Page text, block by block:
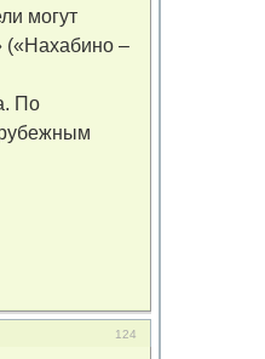
могут
(«Нахабино –
По
124